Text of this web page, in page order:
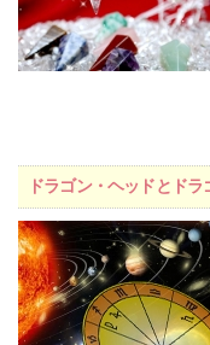
ドラゴン・ヘッドとド